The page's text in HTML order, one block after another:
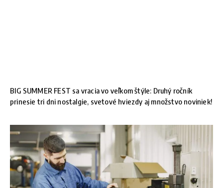
BIG SUMMER FEST sa vracia vo veľkom štýle: Druhý ročník
prinesie tri dni nostalgie, svetové hviezdy aj množstvo noviniek!